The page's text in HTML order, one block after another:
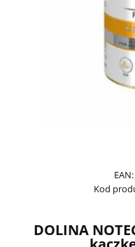
EAN:
Kod
DOLINA